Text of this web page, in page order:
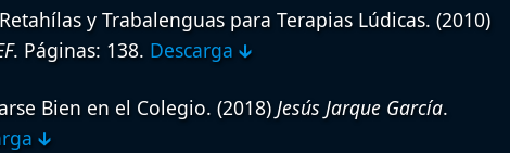
y Trabalenguas para Terapias Lúdicas. (2010)
. Páginas: 138. Descarga 🡳
Bien en el Colegio. (2018) Jesús Jarque García.
🡳